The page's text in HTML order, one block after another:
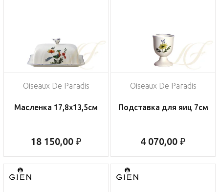
Oiseaux De Paradis
Масленка 17,8х13,5см
18 150,00 ₽
Oiseaux De Paradis
Подставка для яиц 7см
4 070,00 ₽